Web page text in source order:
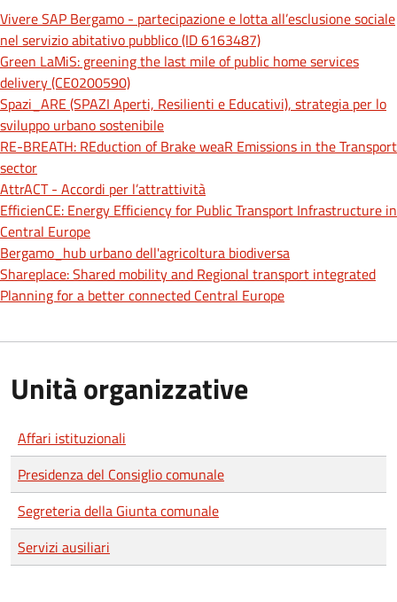
Vivere SAP Bergamo - partecipazione e lotta all’esclusione sociale
nel servizio abitativo pubblico (ID 6163487)
Green LaMiS: greening the last mile of public home services
delivery (CE0200590)
Spazi_ARE (SPAZI Aperti, Resilienti e Educativi), strategia per lo
sviluppo urbano sostenibile
RE-BREATH: REduction of Brake weaR Emissions in the Transport
sector
AttrACT - Accordi per l’attrattività
EfficienCE: Energy Efficiency for Public Transport Infrastructure in
Central Europe
Bergamo_hub urbano dell'agricoltura biodiversa
Shareplace: Shared mobility and Regional transport integrated
Planning for a better connected Central Europe
Unità organizzative
Affari istituzionali
Presidenza del Consiglio comunale
Segreteria della Giunta comunale
Servizi ausiliari